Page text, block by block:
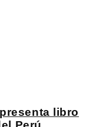
libro